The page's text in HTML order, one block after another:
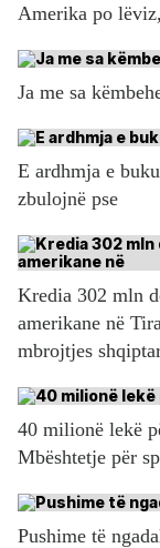
Amerika po
Ja me sa
E ardhmja e
zbulojnë pse
Kredia 302 mln
amerikane në
mbrojtjes
40 milionë lekë
Mbështetje për
Pushime të